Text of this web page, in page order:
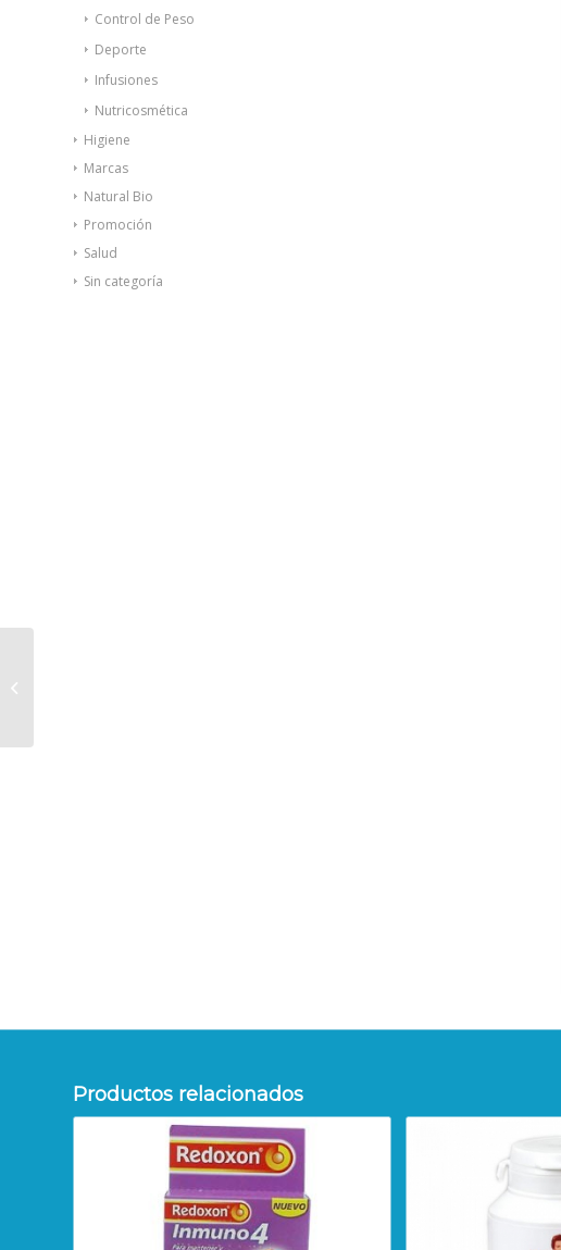
Control de Peso
Deporte
Infusiones
Nutricosmética
Higiene
Marcas
Natural Bio
Promoción
Salud
Sin categoría
Productos relacionados